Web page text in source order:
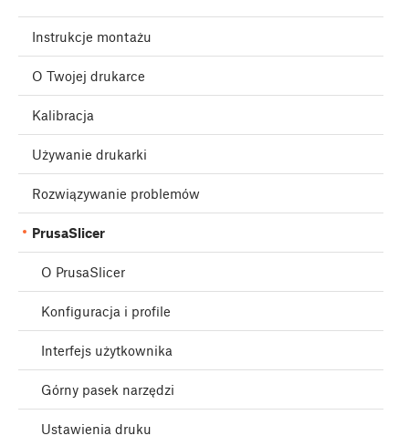
Instrukcje montażu
O Twojej drukarce
Kalibracja
Używanie drukarki
Rozwiązywanie problemów
PrusaSlicer
O PrusaSlicer
Konfiguracja i profile
Interfejs użytkownika
Górny pasek narzędzi
Ustawienia druku